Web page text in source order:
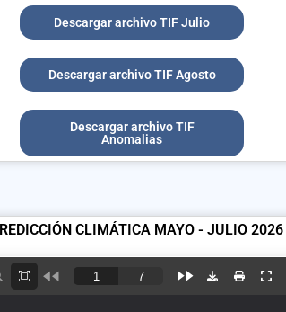
Descargar archivo TIF Julio
Descargar archivo TIF Agosto
Descargar archivo TIF
Anomalias
CLIMÁTICA MAYO - JULIO 2026